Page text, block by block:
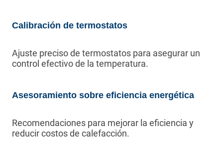
Calibración de termostatos
Ajuste preciso de termostatos para asegurar un
control efectivo de la temperatura.
Asesoramiento sobre eficiencia energética
Recomendaciones para mejorar la eficiencia y
reducir costos de calefacción.